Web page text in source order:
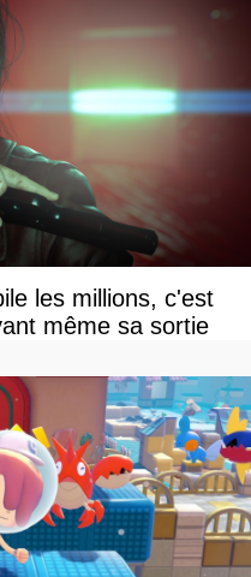
les millions, c'est
même sa sortie